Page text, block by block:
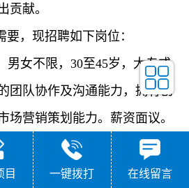
贡献。
要，现招聘如下岗位：
男女不限，30至45岁，大专或
团队协作及沟通能力，拥有创
场营销策划能力。薪资面议。
男女不限，20至45岁，大专
目 一键拨打 在线留言